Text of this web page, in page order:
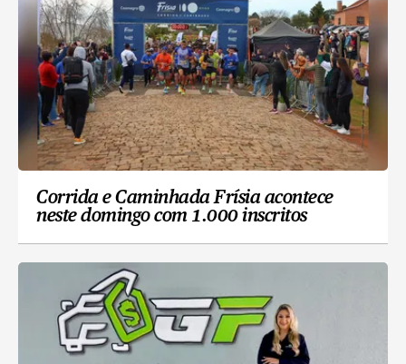
Corrida e Caminhada Frísia acontece
neste domingo com 1.000 inscritos